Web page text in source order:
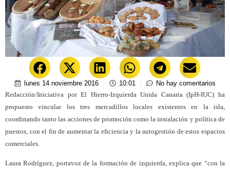
lunes 14 noviembre 2016 10:01
No hay comentarios
Redacción/Iniciativa por El Hierro-Izquierda Unida Canaria (IpH-IUC) ha
propuesto vincular los tres mercadillos locales existentes en la isla,
coordinando tanto las acciones de promoción como la instalación y política de
puestos, con el fin de aumentar la eficiencia y la autogestión de estos espacios
comerciales.
Laura Rodríguez, portavoz de la formación de izquierda, explica que “con la